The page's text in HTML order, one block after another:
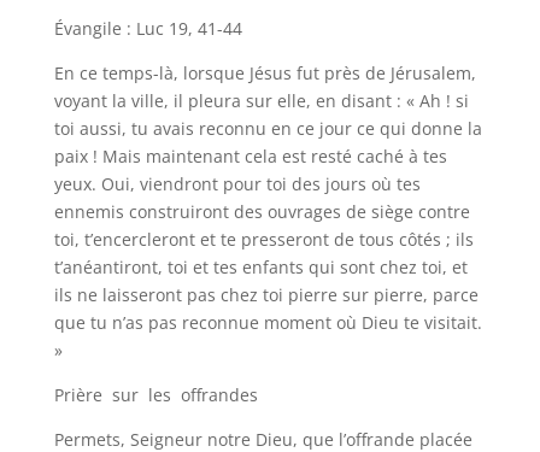
Évangile : Luc 19, 41-44
En ce temps-là, lorsque Jésus fut près de Jérusalem,
voyant la ville, il pleura sur elle, en disant : « Ah ! si
toi aussi, tu avais reconnu en ce jour ce qui donne la
paix ! Mais maintenant cela est resté caché à tes
yeux. Oui, viendront pour toi des jours où tes
ennemis construiront des ouvrages de siège contre
toi, t’encercleront et te presseront de tous côtés ; ils
t’anéantiront, toi et tes enfants qui sont chez toi, et
ils ne laisseront pas chez toi pierre sur pierre, parce
que tu n’as pas reconnue moment où Dieu te visitait.
»
Prière sur les offrandes
Permets, Seigneur notre Dieu, que l’offrande placée